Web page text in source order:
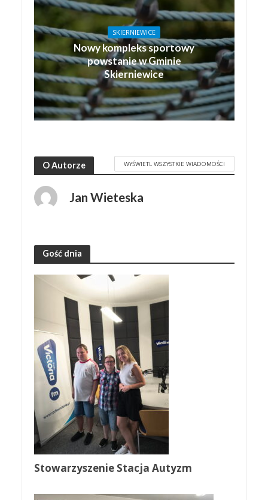
SKIERNIEWICE
Nowy kompleks sportowy
powstanie w Gminie
Skierniewice
O Autorze WYŚWIETL WSZYSTKIE WIADOMOŚCI
Jan Wieteska
Gość dnia
Stowarzyszenie Stacja Autyzm